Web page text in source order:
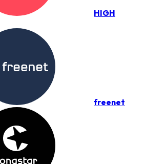
HIGH
freenet